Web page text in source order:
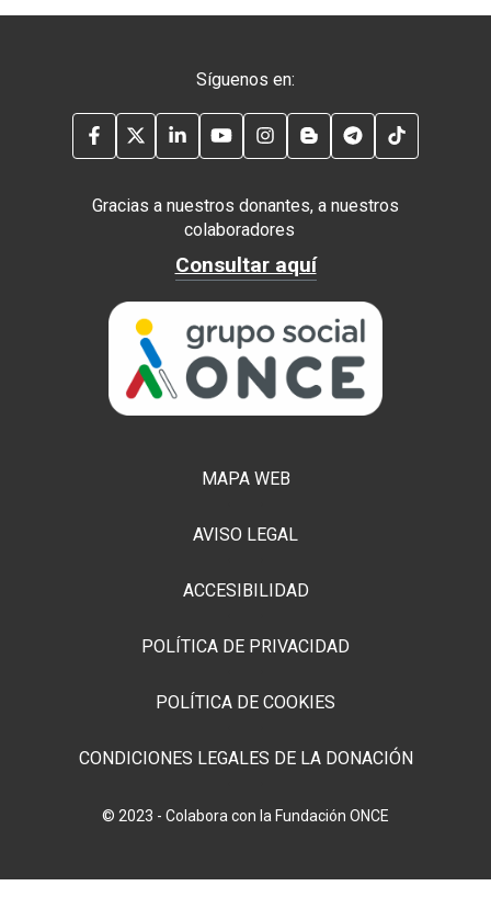
Síguenos en:
FACEBOOK
TWITTERLINKEDIN
YOUTUBEINSTAGRAM
BLOG TELEGRAM
Gracias a nuestros donantes, a nuestros
colaboradores
Consultar aquí
MAPA WEB
AVISO LEGAL
ACCESIBILIDAD
POLÍTICA DE PRIVACIDAD
POLÍTICA DE COOKIES
CONDICIONES LEGALES DE LA DONACIÓN
© 2023 - Colabora con la Fundación ONCE